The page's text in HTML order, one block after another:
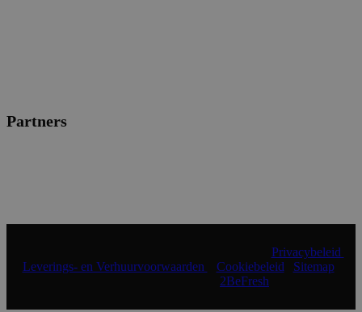
Partners
Privacybeleid
Leverings- en Verhuurvoorwaarden
Cookiebeleid Sitemap|
2BeFresh